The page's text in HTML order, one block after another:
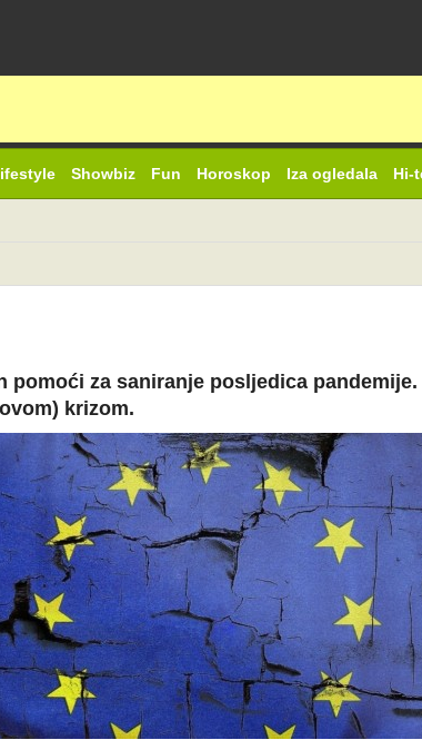
Showbiz Fun Horoskop Iza ogledala Hi-
za saniranje posljedica
krizom.